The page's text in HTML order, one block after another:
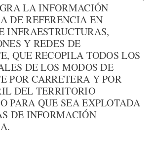
LA INFORMACIÓN
DE REFERENCIA EN
INFRAESTRUCTURAS,
Y REDES DE
QUE RECOPILA TODOS LOS
DE LOS MODOS DE
POR CARRETERA Y POR
DEL TERRITORIO
PARA QUE SEA EXPLOTADA
DE INFORMACIÓN